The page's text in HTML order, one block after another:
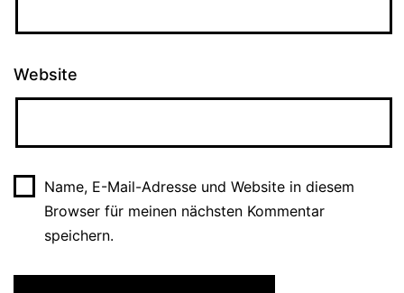
Website
Name, E-Mail-Adresse und Website in diesem
Browser für meinen nächsten Kommentar
speichern.